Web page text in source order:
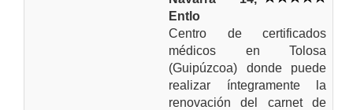
Entlo
Centro de certificados
médicos en Tolosa
(Guipúzcoa) donde puede
realizar íntegramente la
renovación del carnet de